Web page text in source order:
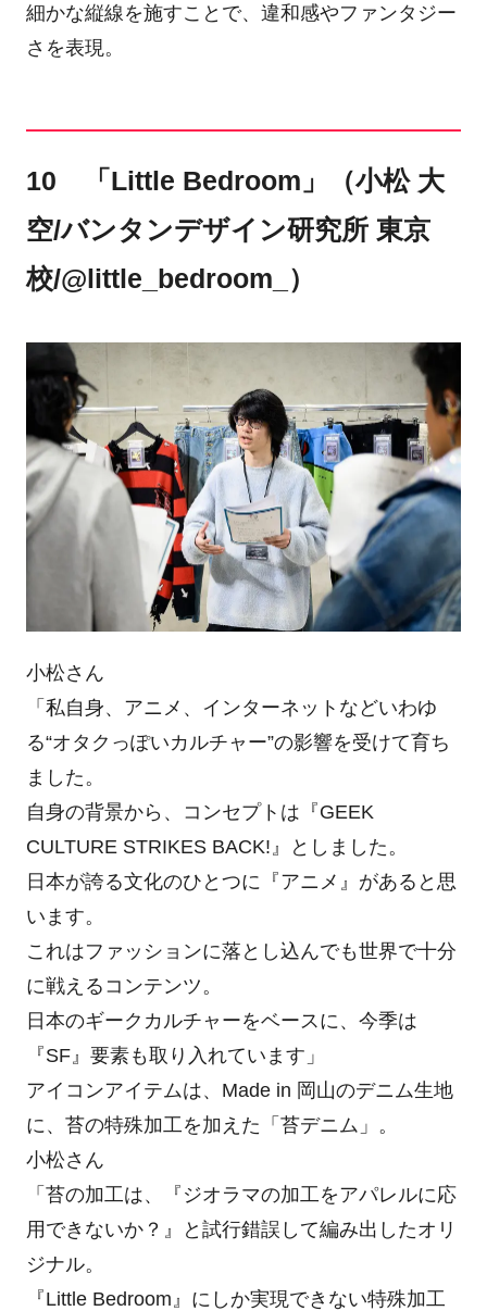
細かな縦線を施すことで、違和感やファンタジー
さを表現。
10 「Little Bedroom」（小松 大
空/バンタンデザイン研究所 東京
校/@little_bedroom_）
小松さん
「私自身、アニメ、インターネットなどいわゆ
る“オタクっぽいカルチャー”の影響を受けて育ち
ました。
自身の背景から、コンセプトは『GEEK
CULTURE STRIKES BACK!』としました。
日本が誇る文化のひとつに『アニメ』があると思
います。
これはファッションに落とし込んでも世界で十分
に戦えるコンテンツ。
日本のギークカルチャーをベースに、今季は
『SF』要素も取り入れています」
アイコンアイテムは、Made in 岡山のデニム生地
に、苔の特殊加工を加えた「苔デニム」。
小松さん
「苔の加工は、『ジオラマの加工をアパレルに応
用できないか？』と試行錯誤して編み出したオリ
ジナル。
『Little Bedroom』にしか実現できない特殊加工